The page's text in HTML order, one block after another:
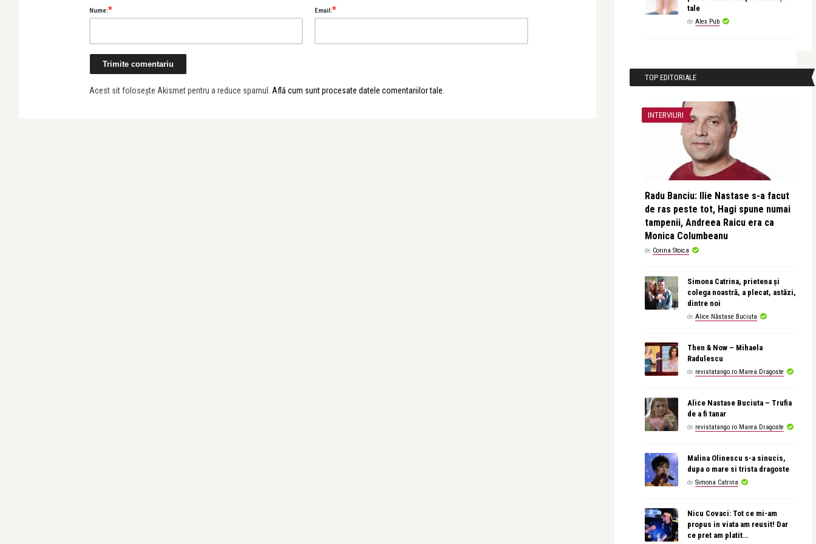
Nume:* Email:*
Acest sit folosește Akismet pentru a reduce spamul. Află cum sunt procesate datele comentariilor tale
tale
de Alex Pub
TOP EDITORIALE
INTERVIURI
Radu Banciu: Ilie Nastase s-a facut
de ras peste tot, Hagi spune numai
tampenii, Andreea Raicu era ca
Monica Columbeanu
de Corina Stoica
Simona Catrina, prietena și
colega noastră, a plecat, astăzi,
dintre noi
de Alice Năstase Buciuta
Then & Now – Mihaela
Radulescu
de revistatango.ro Marea Dragoste
Alice Nastase Buciuta – Trufia
de a fi tanar
de revistatango.ro Marea Dragoste
Malina Olinescu s-a sinucis,
dupa o mare si trista dragoste
de Simona Catrina
Nicu Covaci: Tot ce mi-am
propus in viata am reusit! Dar
ce pret am platit…